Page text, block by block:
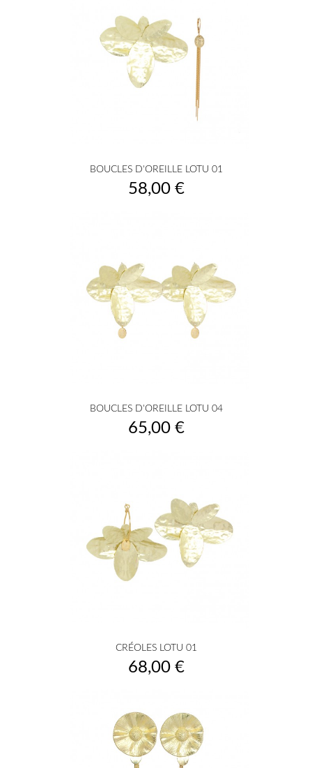
BOUCLES D'OREILLE LOTU 01
Prix
58,00 €
BOUCLES D'OREILLE LOTU 04
Prix
65,00 €
CRÉOLES LOTU 01
Prix
68,00 €